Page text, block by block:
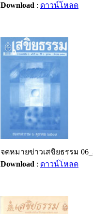
Download : ดาวน์โหลด
จดหมายข่าวเสขิยธรรม
Download : ดาวน์โหลด